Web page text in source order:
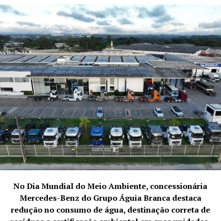
Um Legado Visual Além das Gerações: A Atuação
Atemporal de Giovana
Ao capturar momentos que contam histórias não
apenas do presente, mas também do passado e do
transcende as gerações. Seu estilo atemporal,
combinado com uma sensibilidade única, resulta em
imagens que resistem às mudanças de moda e
No Dia Mundial do Meio Ambiente, concessionária
Mercedes-Benz do Grupo Águia Branca destaca
redução no consumo de água, destinação correta de